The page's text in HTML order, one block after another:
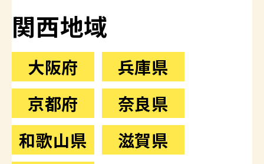
関西地域
大阪府
兵庫県
京都府
奈良県
和歌山県
滋賀県